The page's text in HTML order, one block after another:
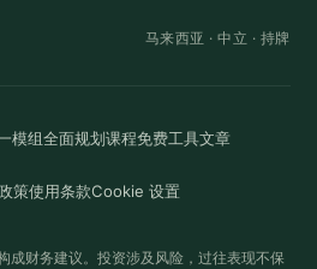
马来西亚 ·中立 · 持牌
模组全面规划课程免费工具文章
策使用条款Cookie 设置
成财务建议。投资涉及风险，过往表现不保